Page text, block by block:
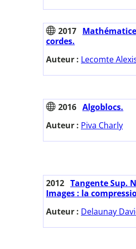
2017
cordes.
Auteur : Lecomte
2016 Algoblocs.
Auteur : Piva Charly
2012 Tangente Sup.
Images : la
Auteur : Delaunay